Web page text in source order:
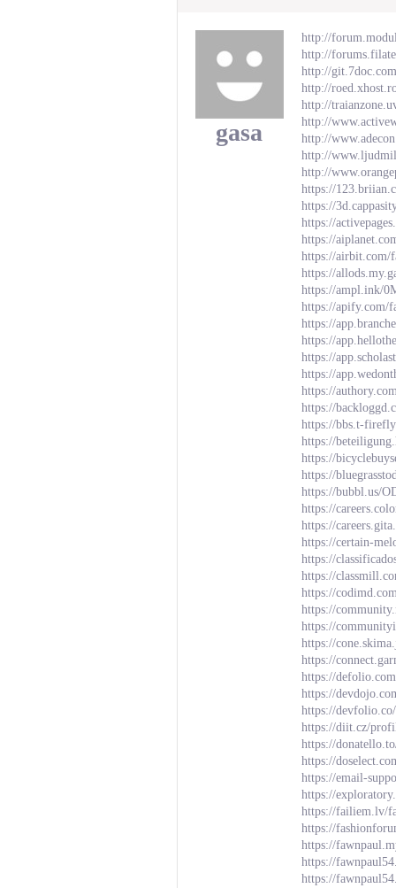
gasa
http://
http://
http://
http://
http://
http://
http://
http://
http://
https://
https://
https://
https://
https://airbit.com/
https://
https://ampl.ink/
https://apify.com/
https://
https://
https://
https://
https://
https://
https://bbs.t-
https://
https://
https://
https://bubbl.us/
https://
https://
https://certain-
https://
https://
https://
https://
https://
https://
https://
https://
https://
https://
https://diit.cz/
https://
https://
https://email-
https://
https://failiem.lv/
https://
https://
https://
https://